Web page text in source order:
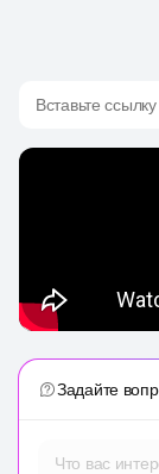
Вставьте
Задайте
Что вас